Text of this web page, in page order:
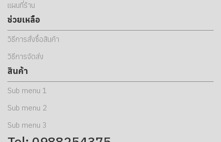
แผนที่ร้าน
ช่วยเหลือ
วิธีการสั่งซื้อสินค้า
วิธีการจัดส่ง
สินค้า
Sub menu 1
Sub menu 2
Sub menu 3